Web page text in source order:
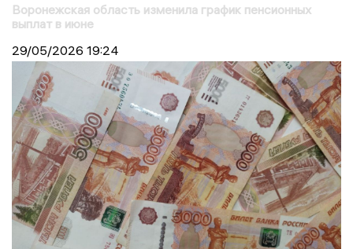
Воронежская область изменила график пенсионных
выплат в июне
29/05/2026 19:24